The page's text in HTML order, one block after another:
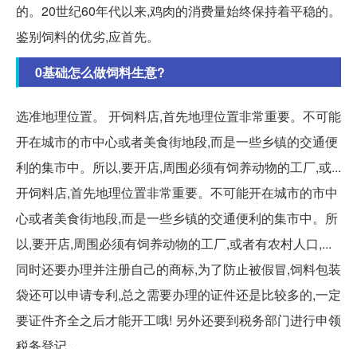
的。20世纪60年代以来,鸡肉的消费量始终保持着平稳的。
鉴别饲料的优劣,应首先。
0基础怎么做饲料生意?
选准地理位置。 开饲料店,首先地理位置非常重要。不可能
开在城市的市中心或者美食街地段,而是一些乡镇的交通便
利的集市中。所以,要开店,周围必须有饲养动物的工厂,或...
开饲料店,首先地理位置非常重要。不可能开在城市的市中
心或者美食街地段,而是一些乡镇的交通便利的集市中。所
以,要开店,周围必须有饲养动物的工厂,或者有农村人口,...
同时还要办理并注册自己的商标,为了防止被假冒,饲料包装
袋还可以申请专利,总之需要办理的证件还是比较多的,一定
要证件齐全之后才能开工哦! 另外还要到税务部门进行申领